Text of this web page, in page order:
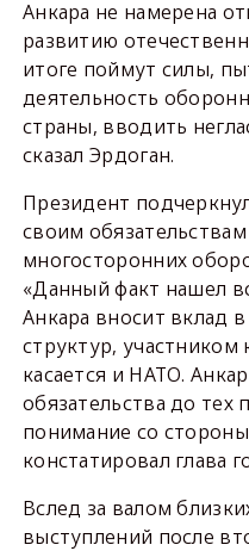
Анкара не намерена
развитию
итоге поймут силы,
деятельность
страны, вводить
сказал Эрдоган.
Президент
своим
многосторонних
«Данный факт нашел
Анкара вносит вклад
структур, участником
касается и НАТО.
обязательства до тех
понимание со
констатировал глава
Вслед за валом
выступлений после